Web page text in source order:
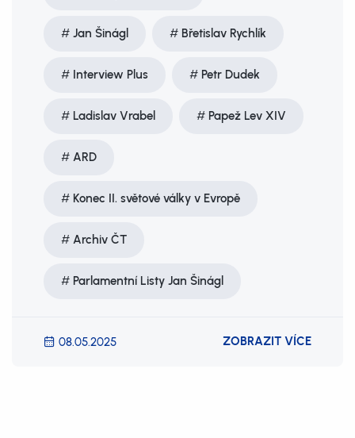
Jan Šinágl Břetislav Rychlík
Interview Plus Petr Dudek
Ladislav Vrabel Papež Lev XIV
ARD
Konec II. světové války v Evropě
Archiv ČT
Parlamentní Listy Jan Šinágl
08.05.2025 ZOBRAZIT VÍCE